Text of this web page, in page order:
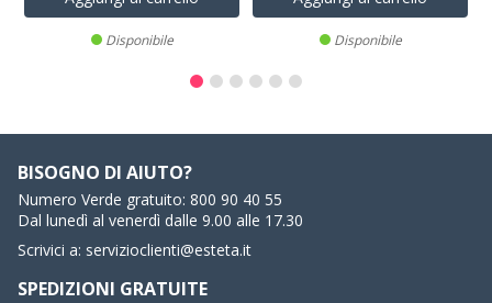
Disponibile Disponibile
BISOGNO DI AIUTO?
Numero Verde gratuito: 800 90 40 55
Dal lunedì al venerdì dalle 9.00 alle 17.30
Scrivici a: servizioclienti@esteta.it
SPEDIZIONI GRATUITE